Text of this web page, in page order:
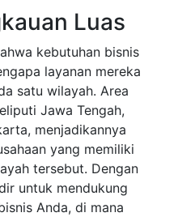
Luas
kebutuhan bisnis
layanan mereka
satu wilayah. Area
Jawa Tengah,
menjadikannya
yang memiliki
tersebut. Dengan
untuk mendukung
Anda, di mana